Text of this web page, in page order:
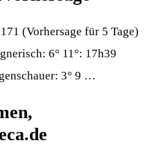
(Vorhersage für 5 Tage)
6° 11°: 17h39
3° 9 …